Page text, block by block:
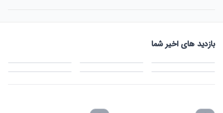
بازدید های اخیر شما